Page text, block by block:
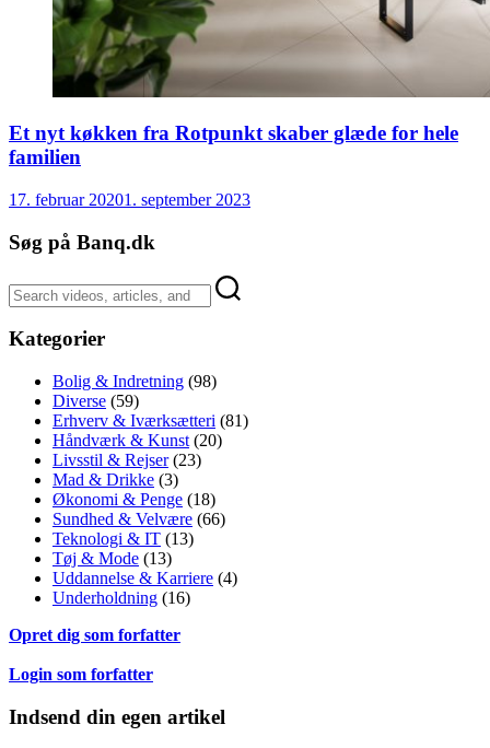
Et nyt køkken fra Rotpunkt skaber glæde for hele
familien
17. februar 20201. september 2023
Søg på Banq.dk
Kategorier
Bolig & Indretning (98)
Diverse (59)
Erhverv & Iværksætteri (81)
Håndværk & Kunst (20)
Livsstil & Rejser(23)
Mad & Drikke (3)
Økonomi & Penge (18)
Sundhed & Velvære (66)
Teknologi & IT (13)
Tøj & Mode (13)
Uddannelse & Karriere (4)
Underholdning (16)
Opret dig som forfatter
Login som forfatter
Indsend din egen artikel